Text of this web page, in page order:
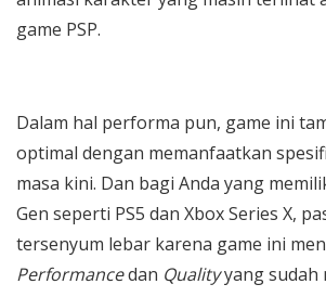
game PSP.
Dalam hal performa pun, game ini
optimal dengan memanfaatkan
masa kini. Dan bagi Anda yang
Gen seperti PS5 dan Xbox Series X,
tersenyum lebar karena game ini
Performancedan Qualityyang sudah